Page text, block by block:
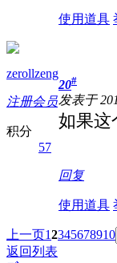
使用道具
zerollzeng
注册会员
积分
57
20#
发表于
如果这
回复
使用道具
上一页12345678910
返回列表